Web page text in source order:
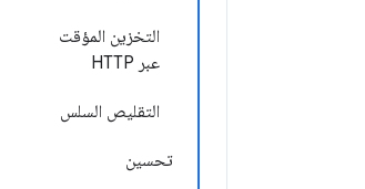
التخزين المؤقت
عبر HTTP
التقليص السلس
تحسين